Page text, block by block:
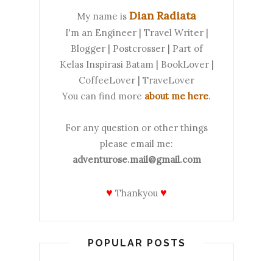
My name is Dian Radiata
I'm an Engineer | Travel Writer |
Blogger | Postcrosser | Part of
Kelas Inspirasi Batam | BookLover |
CoffeeLover | TraveLover
You can find more about me here.
For any question or other things
please email me:
adventurose.mail@gmail.com
♥ Thankyou ♥
POPULAR POSTS